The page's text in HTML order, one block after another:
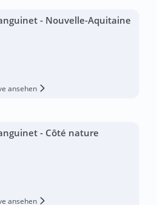
- Nouvelle-Aquitaine
ansehen
- Côté nature
ansehen